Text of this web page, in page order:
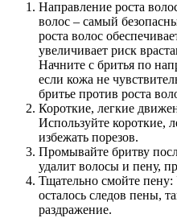
Направление роста
волос – самый
роста волос
увеличивает риск
Начните с бритья по
если кожа не
бритье против роста
Короткие, легкие
Используйте короткие,
избежать порезов.
Промывайте бритву
удалит волосы и пену,
Тщательно смойте пену:
осталось следов пены,
раздражение.